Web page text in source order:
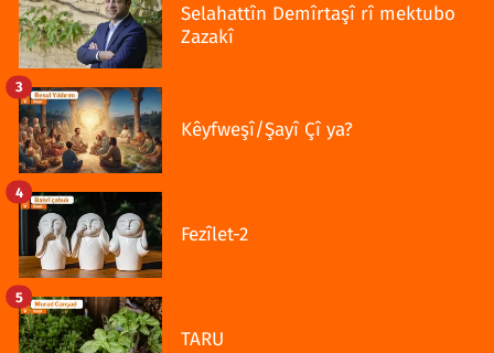
Selahattîn Demîrtaşî rî mektubo
Zazakî
Kêyfweşî/Şayî Çî ya?
3
Fezîlet-2
4
TARU
5